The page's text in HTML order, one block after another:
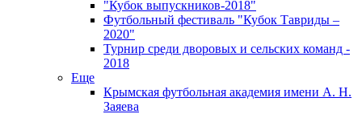
"Кубок выпускников-2018"
Футбольный фестиваль "Кубок Тавриды –
2020"
Турнир среди дворовых и сельских команд -
2018
Еще
Крымская футбольная академия имени А. Н.
Заяева